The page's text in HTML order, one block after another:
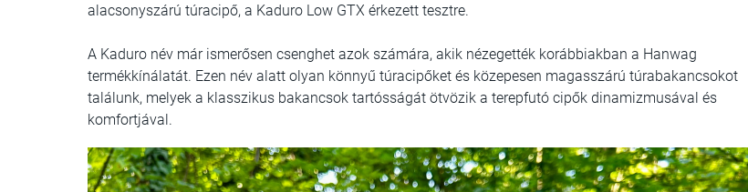
alacsonyszárú túracipő, a Kaduro Low GTX érkezett tesztre.
A Kaduro név már ismerősen csenghet azok számára, akik nézegették korábbiakban a Hanwag
termékkínálatát. Ezen név alatt olyan könnyű túracipőket és közepesen magasszárú túrabakancsokot
találunk, melyek a klasszikus bakancsok tartósságát ötvözik a terepfutó cipők dinamizmusával és
komfortjával.